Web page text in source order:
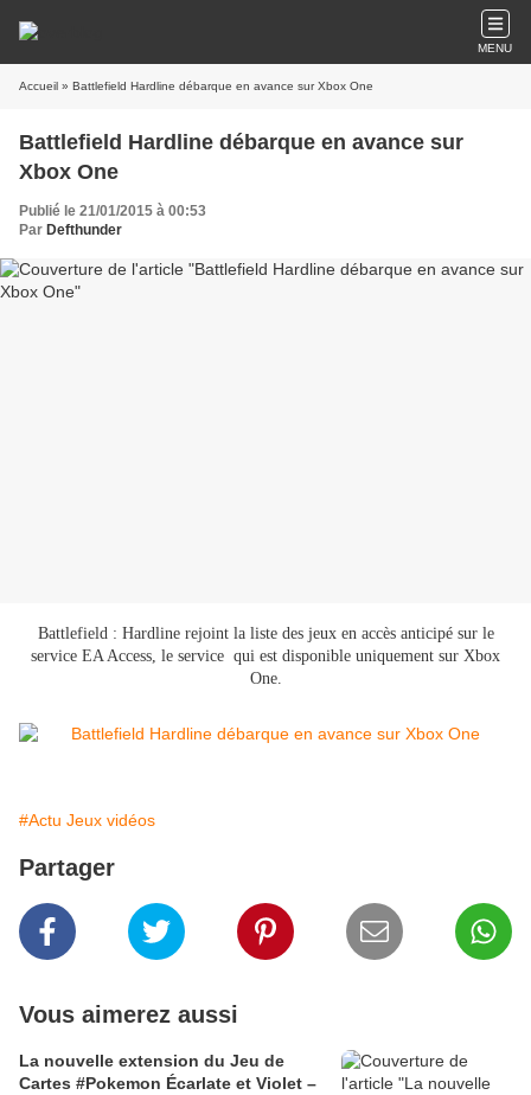
MENU
Accueil » Battlefield Hardline débarque en avance sur Xbox One
Battlefield Hardline débarque en avance sur
Xbox One
Publié le 21/01/2015 à 00:53
Par Defthunder
Battlefield : Hardline rejoint la liste des jeux en accès anticipé sur le
service EA Access, le service qui est disponible uniquement sur Xbox
One.
#Actu Jeux vidéos
Partager
Vous aimerez aussi
La nouvelle extension du Jeu de
Cartes #Pokemon Écarlate et Violet –